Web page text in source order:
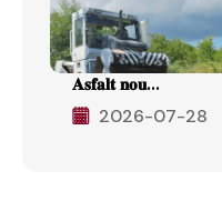
𝐀𝐬𝐟𝐚𝐥𝐭 𝐧𝐨𝐮...
2026-07-28